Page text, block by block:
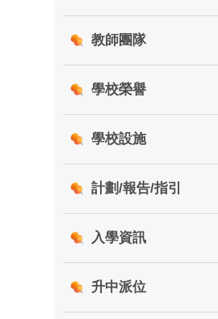
教師團隊
學校榮譽
學校設施
計劃/報告/指引
入學資訊
升中派位